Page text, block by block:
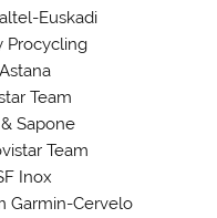
Euskadi
Procycling
Team
Sapone
Team
Inox
Garmin-Cervelo